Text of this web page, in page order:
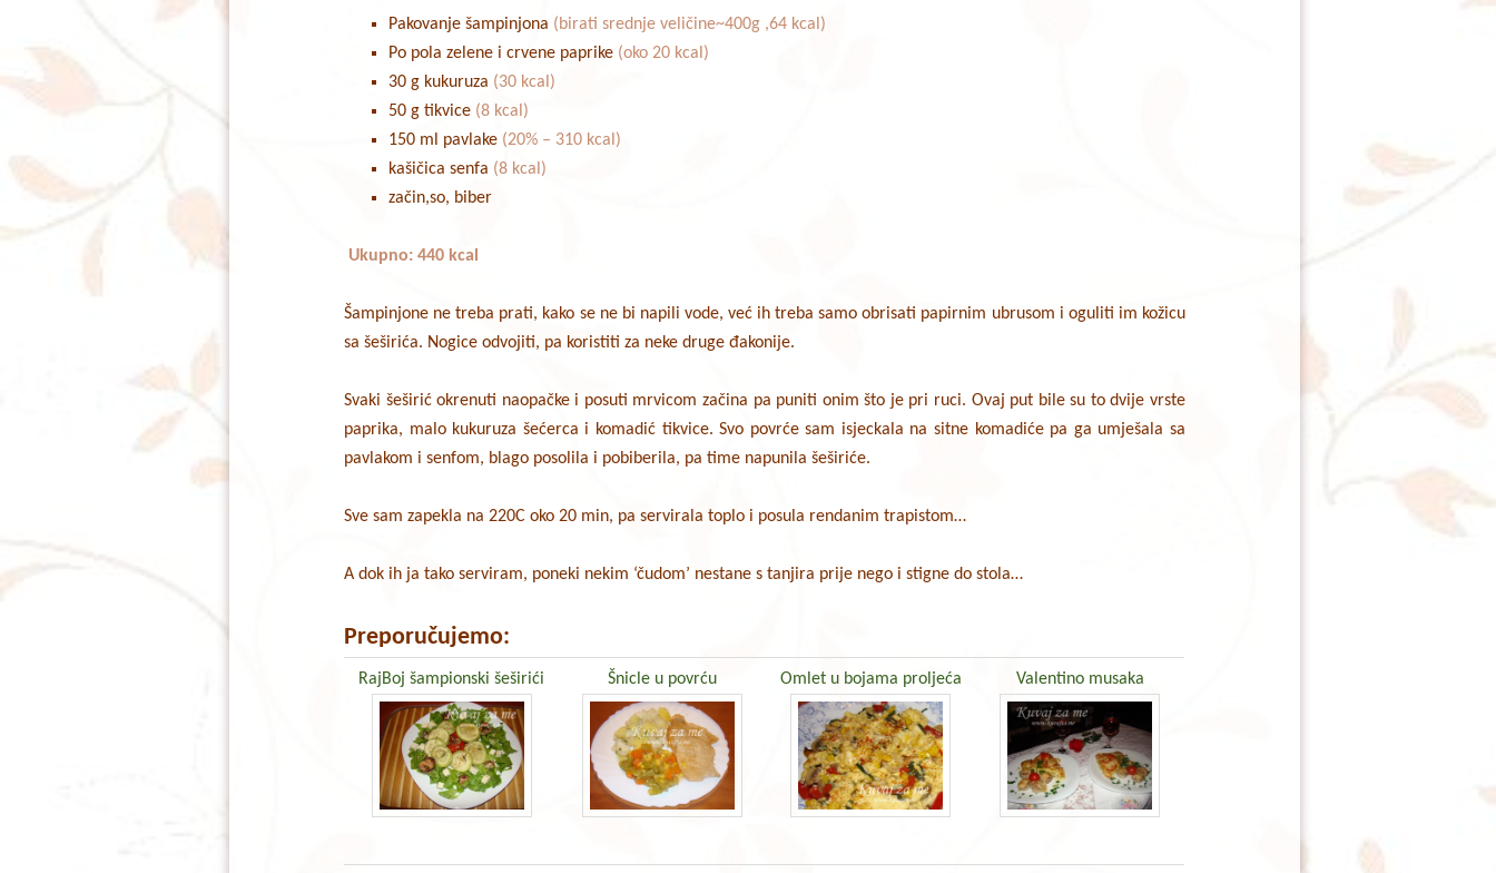
Pakovanje šampinjona (birati srednje veličine~400g ,64 kcal)
Po pola zelene i crvene paprike (oko 20 kcal)
30 g kukuruza (30 kcal)
50 g tikvice (8 kcal)
150 ml pavlake (20% – 310 kcal)
kašičica senfa (8 kcal)
začin,so, biber
Ukupno: 440 kcal
Šampinjone ne treba prati, kako se ne bi napili vode, već ih treba samo obrisati papirnim ubrusom i oguliti im kožicu
sa šeširića. Nogice odvojiti, pa koristiti za neke druge đakonije.
Svaki šeširić okrenuti naopačke i posuti mrvicom začina pa puniti onim što je pri ruci. Ovaj put bile su to dvije vrste
paprika, malo kukuruza šećerca i komadić tikvice. Svo povrće sam isjeckala na sitne komadiće pa ga umješala sa
pavlakom i senfom, blago posolila i pobiberila, pa time napunila šeširiće.
Sve sam zapekla na 220C oko 20 min, pa servirala toplo i posula rendanim trapistom…
A dok ih ja tako serviram, poneki nekim ‘čudom’ nestane s tanjira prije nego i stigne do stola…
Preporučujemo:
RajBoj šampionski šeširići Šnicle u povrću Omlet u bojama proljeća Valentino musaka